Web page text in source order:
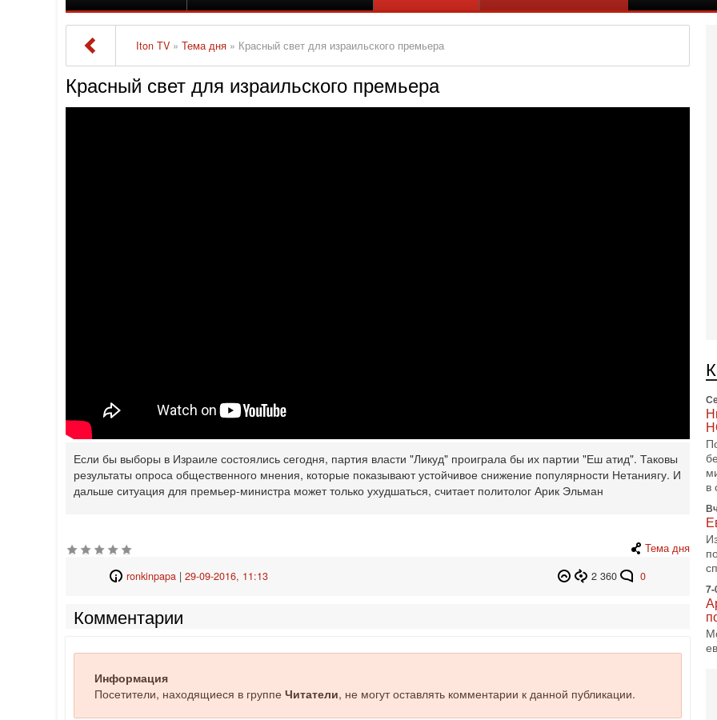
Iton TV »Тема дня » Красный свет для израильского премьера
Красный свет для израильского премьера
Если бы выборы в Израиле состоялись сегодня, партия власти "Ликуд" проиграла бы их партии "Еш атид". Таковы
‎результаты опроса общественного мнения, которые показывают устойчивое снижение популярности Нетаниягу. И
дальше ‎ситуация для премьер-министра может только ухудшаться, считает политолог Арик Эльман
Тема дня
2 360
0
ronkinpapa| 29-09-2016, 11:13
Комментарии
Информация
Посетители, находящиеся в группе Читатели, не могут оставлять комментарии к данной публикации.
в
7-